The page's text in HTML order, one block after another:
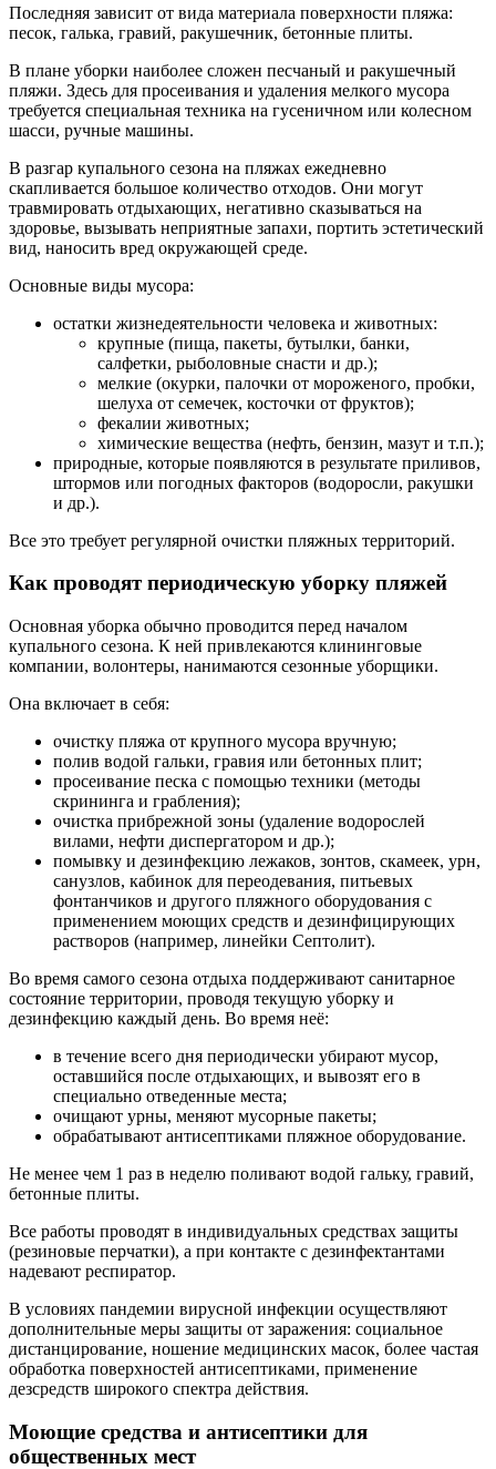
Последняя зависит от вида материала поверхности пляжа:
песок, галька, гравий, ракушечник, бетонные плиты.
В плане уборки наиболее сложен песчаный и ракушечный
пляжи. Здесь для просеивания и удаления мелкого мусора
требуется специальная техника на гусеничном или колесном
шасси, ручные машины.
В разгар купального сезона на пляжах ежедневно
скапливается большое количество отходов. Они могут
травмировать отдыхающих, негативно сказываться на
здоровье, вызывать неприятные запахи, портить эстетический
вид, наносить вред окружающей среде.
Основные виды мусора:
остатки жизнедеятельности человека и животных:
крупные (пища, пакеты, бутылки, банки,
салфетки, рыболовные снасти и др.);
мелкие (окурки, палочки от мороженого, пробки,
шелуха от семечек, косточки от фруктов);
фекалии животных;
химические вещества (нефть, бензин, мазут и т.п.);
природные, которые появляются в результате приливов,
штормов или погодных факторов (водоросли, ракушки
и др.).
Все это требует регулярной очистки пляжных территорий.
Как проводят периодическую уборку пляжей
Основная уборка обычно проводится перед началом
купального сезона. К ней привлекаются клининговые
компании, волонтеры, нанимаются сезонные уборщики.
Она включает в себя:
очистку пляжа от крупного мусора вручную;
полив водой гальки, гравия или бетонных плит;
просеивание песка с помощью техники (методы
скрининга и грабления);
очистка прибрежной зоны (удаление водорослей
вилами, нефти диспергатором и др.);
помывку и дезинфекцию лежаков, зонтов, скамеек, урн,
санузлов, кабинок для переодевания, питьевых
фонтанчиков и другого пляжного оборудования с
применением моющих средств и дезинфицирующих
растворов (например, линейки Септолит).
Во время самого сезона отдыха поддерживают санитарное
состояние территории, проводя текущую уборку и
дезинфекцию каждый день. Во время неё:
в течение всего дня периодически убирают мусор,
оставшийся после отдыхающих, и вывозят его в
специально отведенные места;
очищают урны, меняют мусорные пакеты;
обрабатывают антисептиками пляжное оборудование.
Не менее чем 1 раз в неделю поливают водой гальку, гравий,
бетонные плиты.
Все работы проводят в индивидуальных средствах защиты
(резиновые перчатки), а при контакте с дезинфектантами
надевают респиратор.
В условиях пандемии вирусной инфекции осуществляют
дополнительные меры защиты от заражения: социальное
дистанцирование, ношение медицинских масок, более частая
обработка поверхностей антисептиками, применение
дезсредств широкого спектра действия.
Моющие средства и антисептики для
общественных мест